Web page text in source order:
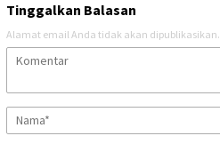
Tinggalkan Balasan
Alamat email Anda tidak akan dipublikasikan.